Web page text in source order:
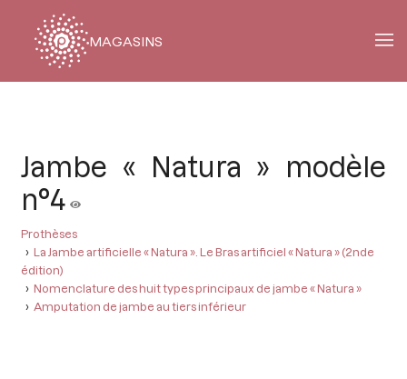
MAGASINS
Jambe « Natura » modèle
n°4
Prothèses
La Jambe artificielle « Natura ». Le Bras artificiel « Natura » (2nde
édition)
Nomenclature des huit types principaux de jambe « Natura »
Amputation de jambe au tiers inférieur